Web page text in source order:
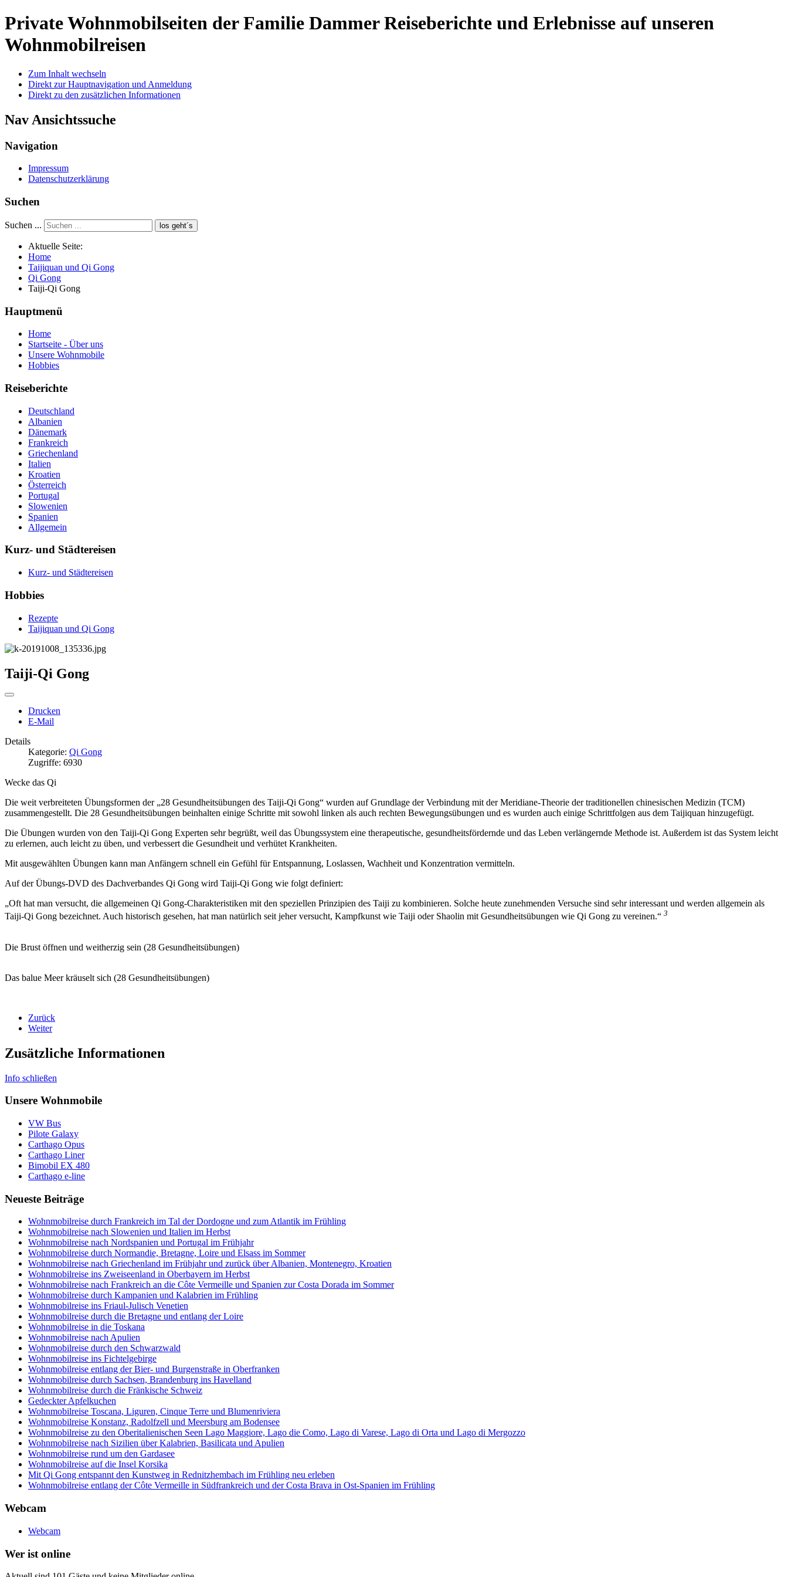
Private Wohnmobilseiten der Familie DammerReiseberichte und Erlebnisse auf unseren
Wohnmobilreisen
Zum Inhalt wechseln
Direkt zur Hauptnavigation und Anmeldung
Direkt zu den zusätzlichen Informationen
Nav Ansichtssuche
Navigation
Impressum
Datenschutzerklärung
Suchen
Suchen ... los geht´s
Aktuelle Seite:
Home
Taijiquan und Qi Gong
Qi Gong
Taiji-Qi Gong
Hauptmenü
Home
Startseite - Über uns
Unsere Wohnmobile
Hobbies
Reiseberichte
Deutschland
Albanien
Dänemark
Frankreich
Griechenland
Italien
Kroatien
Österreich
Portugal
Slowenien
Spanien
Allgemein
Kurz- und Städtereisen
Kurz- und Städtereisen
Hobbies
Rezepte
Taijiquan und Qi Gong
Taiji-Qi Gong
Drucken
E-Mail
Details
Kategorie: Qi Gong
Zugriffe: 6930
Wecke das Qi
Die weit verbreiteten Übungsformen der „28 Gesundheitsübungen des Taiji-Qi Gong“ wurden auf Grundlage der Verbindung mit der Meridiane-Theorie der traditionellen chinesischen Medizin (TCM)
zusammengestellt. Die 28 Gesundheitsübungen beinhalten einige Schritte mit sowohl linken als auch rechten Bewegungsübungen und es wurden auch einige Schrittfolgen aus dem Taijiquan hinzugefügt.
Die Übungen wurden von den Taiji-Qi Gong Experten sehr begrüßt, weil das Übungssystem eine therapeutische, gesundheitsfördernde und das Leben verlängernde Methode ist. Außerdem ist das System leicht
zu erlernen, auch leicht zu üben, und verbessert die Gesundheit und verhütet Krankheiten.
Mit ausgewählten Übungen kann man Anfängern schnell ein Gefühl für Entspannung, Loslassen, Wachheit und Konzentration vermitteln.
Auf der Übungs-DVD des Dachverbandes Qi Gong wird Taiji-Qi Gong wie folgt definiert:
„Oft hat man versucht, die allgemeinen Qi Gong-Charakteristiken mit den speziellen Prinzipien des Taiji zu kombinieren. Solche heute zunehmenden Versuche sind sehr interessant und werden allgemein als
Taiji-Qi Gong bezeichnet. Auch historisch gesehen, hat man natürlich seit jeher versucht, Kampfkunst wie Taiji oder Shaolin mit Gesundheitsübungen wie Qi Gong zu vereinen.“ 3
Die Brust öffnen und weitherzig sein (28 Gesundheitsübungen)
Das balue Meer kräuselt sich (28 Gesundheitsübungen)
Zurück
Weiter
Zusätzliche Informationen
Info schließen
Unsere Wohnmobile
VW Bus
Pilote Galaxy
Carthago Opus
Carthago Liner
Bimobil EX 480
Carthago e-line
Neueste Beiträge
Wohnmobilreise durch Frankreich im Tal der Dordogne und zum Atlantik im Frühling
Wohnmobilreise nach Slowenien und Italien im Herbst
Wohnmobilreise nach Nordspanien und Portugal im Frühjahr
Wohnmobilreise durch Normandie, Bretagne, Loire und Elsass im Sommer
Wohnmobilreise nach Griechenland im Frühjahr und zurück über Albanien, Montenegro, Kroatien
Wohnmobilreise ins Zweiseenland in Oberbayern im Herbst
Wohnmobilreise nach Frankreich an die Côte Vermeille und Spanien zur Costa Dorada im Sommer
Wohnmobilreise durch Kampanien und Kalabrien im Frühling
Wohnmobilreise ins Friaul-Julisch Venetien
Wohnmobilreise durch die Bretagne und entlang der Loire
Wohnmobilreise in die Toskana
Wohnmobilreise nach Apulien
Wohnmobilreise durch den Schwarzwald
Wohnmobilreise ins Fichtelgebirge
Wohnmobilreise entlang der Bier- und Burgenstraße in Oberfranken
Wohnmobilreise durch Sachsen, Brandenburg ins Havelland
Wohnmobilreise durch die Fränkische Schweiz
Gedeckter Apfelkuchen
Wohnmobilreise Toscana, Liguren, Cinque Terre und Blumenriviera
Wohnmobilreise Konstanz, Radolfzell und Meersburg am Bodensee
Wohnmobilreise zu den Oberitalienischen Seen Lago Maggiore, Lago die Como, Lago di Varese, Lago di Orta und Lago di Mergozzo
Wohnmobilreise nach Sizilien über Kalabrien, Basilicata und Apulien
Wohnmobilreise rund um den Gardasee
Wohnmobilreise auf die Insel Korsika
Mit Qi Gong entspannt den Kunstweg in Rednitzhembach im Frühling neu erleben
Wohnmobilreise entlang der Côte Vermeille in Südfrankreich und der Costa Brava in Ost-Spanien im Frühling
Webcam
Webcam
Wer ist online